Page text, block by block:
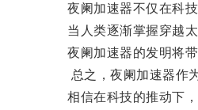
夜阑加速器不仅在科技
当人类逐渐掌握穿越太
夜阑加速器的发明将带
总之，夜阑加速器作为
相信在科技的推动下，